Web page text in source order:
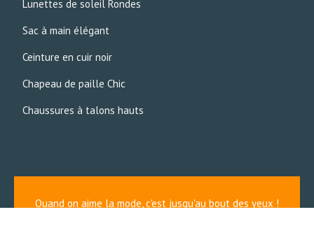
Lunettes de soleil Rondes
Sac à main élégant
Ceinture en cuir noir
Chapeau de paille Chic
Chaussures à talons hauts
Quand on aime la mode, c'est jusqu'au bout des yeux !